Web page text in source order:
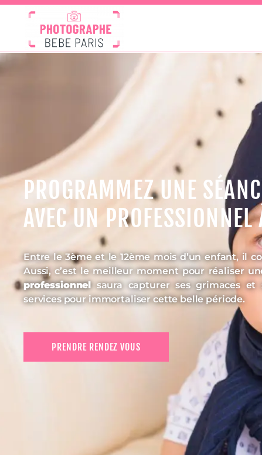
PROGRAMMEZ UNE
AVEC UN
Entre le 3ème et le 12ème mois d’un enfant, il
Aussi, c’est le meilleur moment pour réaliser
professionnelsaura capturer ses grimaces et
services pour immortaliser cette belle période.
PRENDRE RENDEZ VOUS